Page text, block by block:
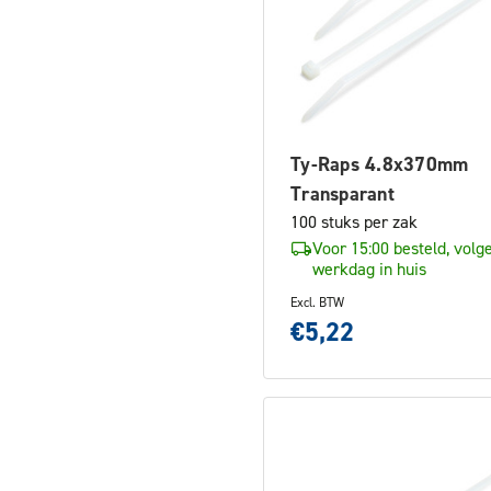
Ty-Raps 4.8x370mm
Transparant
100 stuks per zak
Voor 15:00 besteld,
werkdag in huis
Excl. BTW
€5,22